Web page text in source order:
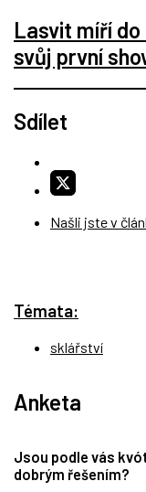
Lasvit míří do
svůj první
Sdílet
Našli jste v
Témata:
sklářství
Anketa
Jsou podle vás
dobrým řešením?